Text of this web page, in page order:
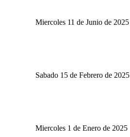
Miercoles 11 de Junio de 2025
Sabado 15 de Febrero de 2025
Miercoles 1 de Enero de 2025